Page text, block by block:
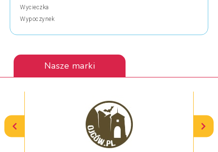
Wycieczka
Wypoczynek
Nasze marki